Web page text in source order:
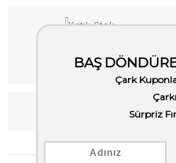
Kritik Stok
Kargo Bedava